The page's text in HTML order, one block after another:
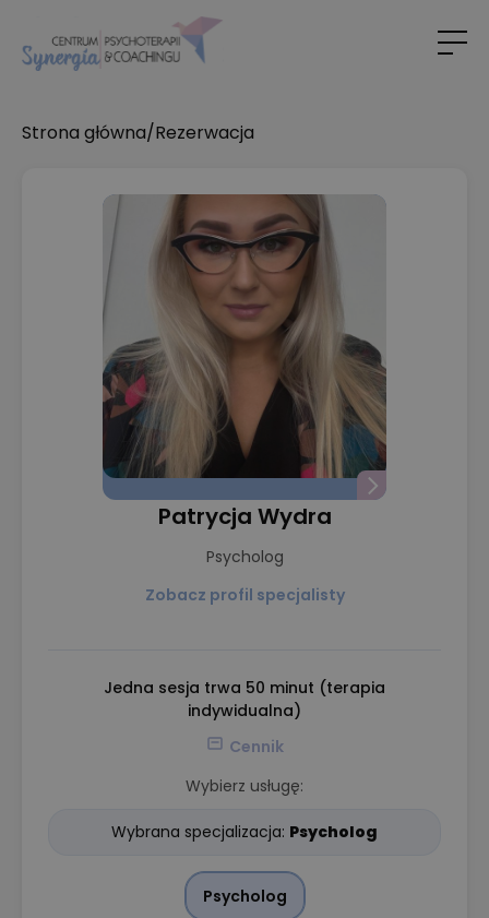
Strona główna/Rezerwacja
Patrycja Wydra
Psycholog
Zobacz profil specjalisty
Jedna sesja trwa 50 minut (terapia
indywidualna)
Cennik
Wybierz usługę:
Wybrana specjalizacja: Psycholog
Psycholog